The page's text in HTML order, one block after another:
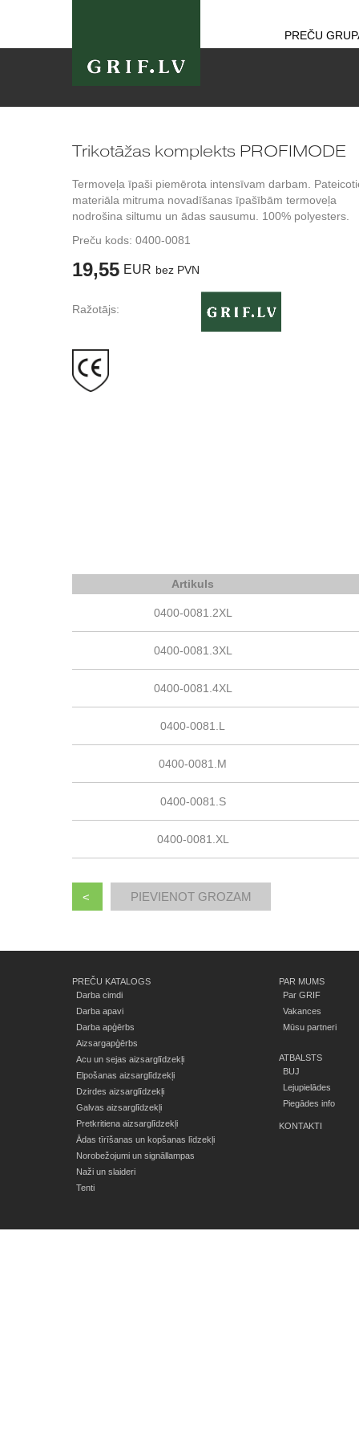
PREČU
Trikotāžas komplekts PROFIMODE
Termoveļa īpaši piemērota intensīvam darbam.
materiāla mitruma novadīšanas īpašībām termoveļa
nodrošina siltumu un ādas sausumu. 100% polyesters.
Preču kods: 0400-0081
19,55 EUR bez PVN
Ražotājs:
Artikuls
0400-0081.2XL
0400-0081.3XL
0400-0081.4XL
0400-0081.L
0400-0081.M
0400-0081.S
0400-0081.XL
<
PREČU KATALOGS
Darba cimdi
Darba apavi
Darba apģērbs
Aizsargapģērbs
Acu un sejas aizsarglīdzekļi
Elpošanas aizsarglīdzekļi
Dzirdes aizsarglīdzekļi
Galvas aizsarglīdzekļi
Pretkritiena aizsarglīdzekļi
Ādas tīrīšanas un kopšanas līdzekļi
Norobežojumi un signāllampas
Naži un slaideri
Tenti
PAR MUMS
Par GRIF
Vakances
Mūsu partneri
ATBALSTS
BUJ
Lejupielādes
Piegādes info
KONTAKTI